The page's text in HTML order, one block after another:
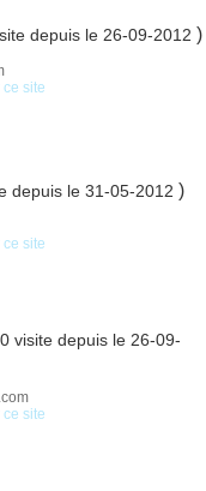
depuis le 26-09-2012 )
ce site
depuis le 31-05-2012 )
ce site
0 visite depuis le 26-09-
ce site